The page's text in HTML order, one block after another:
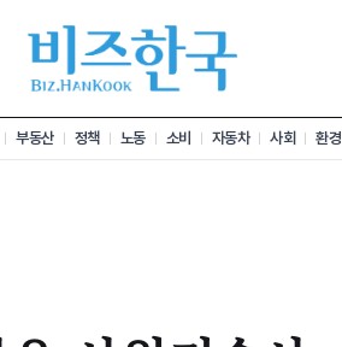
부동산 정책 노동 소비 자동차 사회 환경